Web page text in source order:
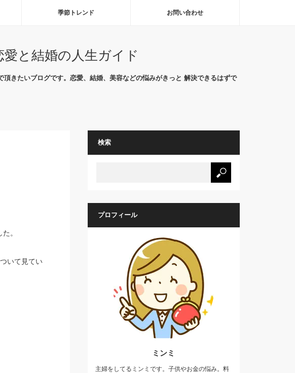
季節トレンド お問い合わせ
と結婚の人生ガイド
きたいブログです。恋愛、結婚、美容などの悩みがきっと 解決できるはずで
。
いて見てい
検索
プロフィール
ミンミ
主婦をしてるミンミです。子供やお金の悩み。料